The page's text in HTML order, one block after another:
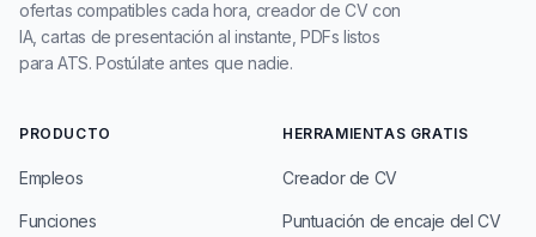
ofertas compatibles cada hora, creador de CV con
IA, cartas de presentación al instante, PDFs listos
para ATS. Postúlate antes que nadie.
PRODUCTO
Empleos
Funciones
HERRAMIENTAS GRATIS
Creador de CV
Puntuación de encaje del CV